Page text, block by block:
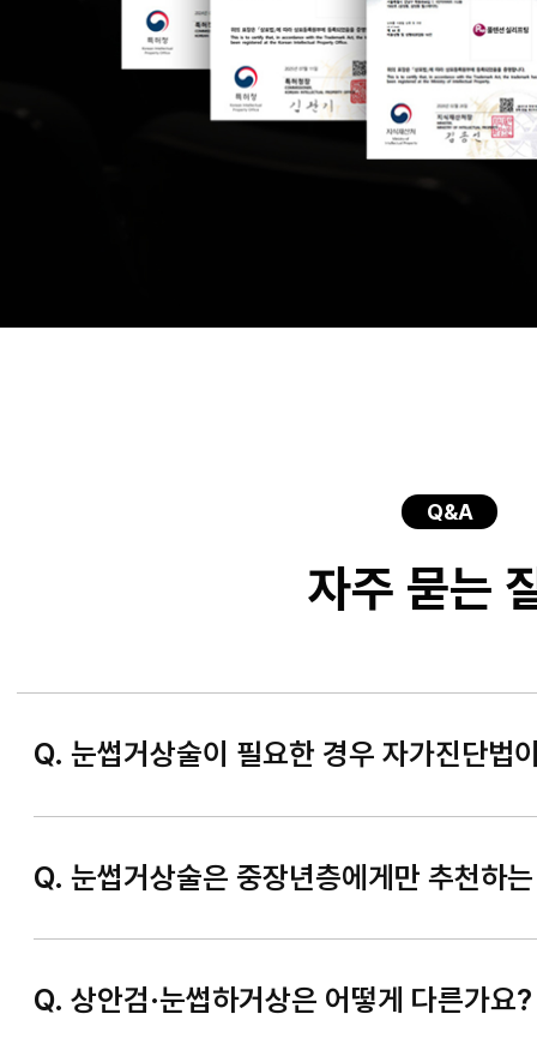
Q&A
자주 묻는
Q. 눈썹거상술이 필요한 경우 자가진단법
Q. 눈썹거상술은 중장년층에게만 추천하
Q. 상안검·눈썹하거상은 어떻게 다른가요?